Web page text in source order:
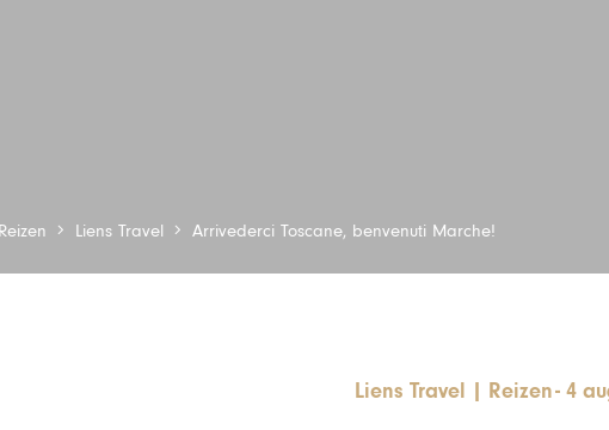
Liens Travel Arrivederci Toscane, benvenuti Marche!
Liens Travel | Reizen- 4